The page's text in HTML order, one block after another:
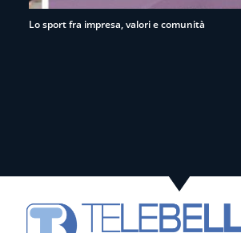
Lo sport fra impresa, valori e comunità